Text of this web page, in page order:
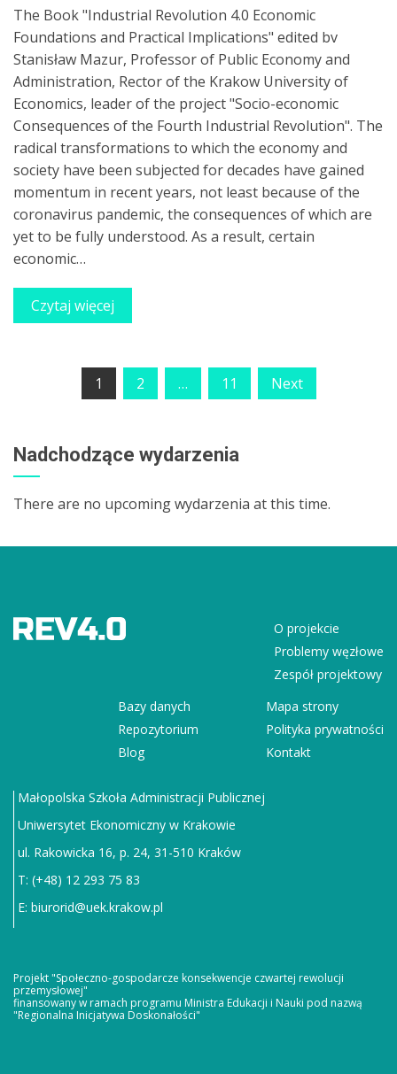
The Book "Industrial Revolution 4.0 Economic
Foundations and Practical Implications" edited bv
Stanisław Mazur, Professor of Public Economy and
Administration, Rector of the Krakow University of
Economics, leader of the project "Socio-economic
Consequences of the Fourth Industrial Revolution". The
radical transformations to which the economy and
society have been subjected for decades have gained
momentum in recent years, not least because of the
coronavirus pandemic, the consequences of which are
yet to be fully understood. As a result, certain
economic…
Czytaj więcej
Nawigacja
1 2 … 11 Next
Nadchodzące wydarzenia
There are no upcoming wydarzenia at this time.
O projekcie
Problemy węzłowe
Zespół projektowy
Bazy danych
Repozytorium
Blog
Mapa strony
Polityka prywatności
Kontakt
Małopolska Szkoła Administracji Publicznej
Uniwersytet Ekonomiczny w Krakowie
ul. Rakowicka 16, p. 24, 31-510 Kraków
T: (+48) 12 293 75 83
E:biurorid@uek.krakow.pl
Projekt "Społeczno-gospodarcze konsekwencje czwartej rewolucji
przemysłowej"
finansowany w ramach programu Ministra Edukacji i Nauki pod nazwą
"Regionalna Inicjatywa Doskonałości"